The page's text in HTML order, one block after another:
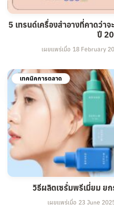
5 เทรนด์เครื่องสำอางที่คาดว่า
ปี
เผยแพร่เมื่อ 18 February
เทคนิคการตลาด
วิธีผลิตเซรั่มพรีเมี่ยม ย
เผยแพร่เมื่อ 23 June